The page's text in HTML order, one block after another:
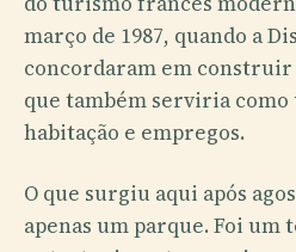
março de 1987, quando a
concordaram em
que também serviria
habitação e empregos.
O que surgiu aqui após
apenas um parque. Foi um